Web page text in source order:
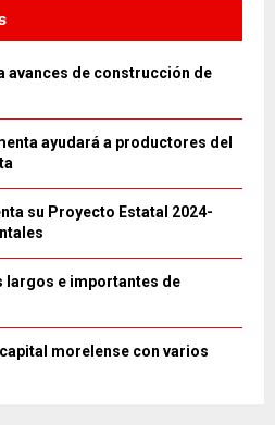
avances de construcción de
ayudará a productores del
su Proyecto Estatal 2024-
largos e importantes de
morelense con varios